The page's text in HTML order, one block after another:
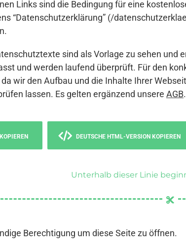
Links sind die Bedingung für eine
“Datenschutzerklärung” (/
sind als Vorlage zu sehen und
und werden laufend überprüft. Für den
wir den Aufbau und die Inhalte Ihrer
lassen. Es gelten ergänzend unsere AGB.
DEUTSCHE HTML-VERSION KOPIEREN
Unterhalb dieser Linie
Berechtigung um diese Seite zu öffnen.